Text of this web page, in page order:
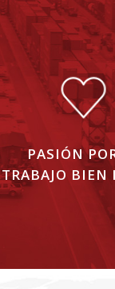
PASIÓN
TRABAJO BIEN